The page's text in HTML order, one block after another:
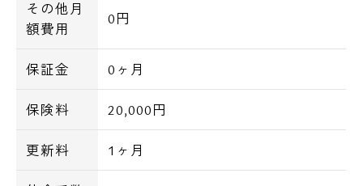
その他月
額費用
0円
保証金 0ヶ月
保険料 20,000円
更新料 1ヶ月